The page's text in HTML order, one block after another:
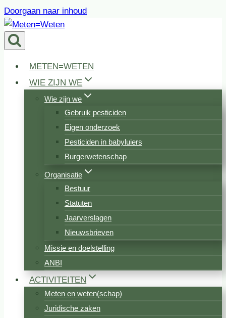
Doorgaan naar inhoud
METEN=WETEN
WIE ZIJN WE
Wie zijn we
Gebruik pesticiden
Eigen onderzoek
Pesticiden in babyluiers
Burgerwetenschap
Organisatie
Bestuur
Statuten
Jaarverslagen
Nieuwsbrieven
Missie en doelstelling
ANBI
ACTIVITEITEN
Meten en weten(schap)
Juridische zaken